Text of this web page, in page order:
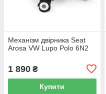
Механізм двірника Seat
Arosa VW Lupo Polo 6N2
1 890 ₴
Купити